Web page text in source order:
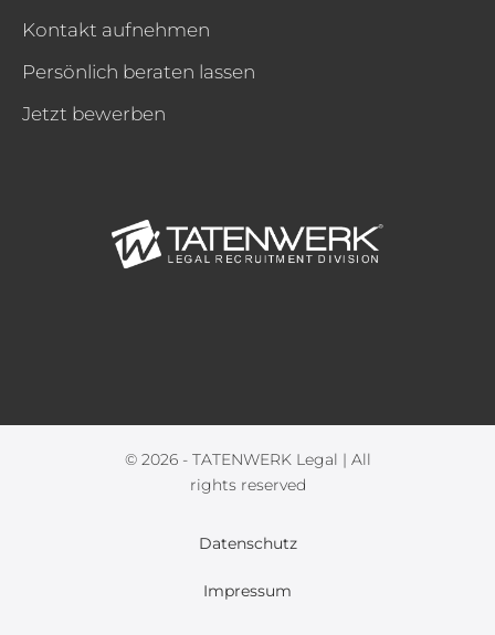
Kontakt aufnehmen
Persönlich beraten lassen
Jetzt bewerben
© 2026 - TATENWERK Legal | All
rights reserved
Datenschutz
Impressum